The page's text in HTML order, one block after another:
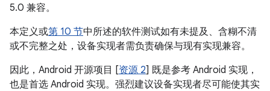
5.0 兼容。
本定义或第 10 节中所述的软件测试如有未提及、含糊不清
或不完整之处，设备实现者需负责确保与现有实现兼容。
因此，Android 开源项目 [资源 2] 既是参考 Android 实现，
也是首选 Android 实现。强烈建议设备实现者尽可能使其实